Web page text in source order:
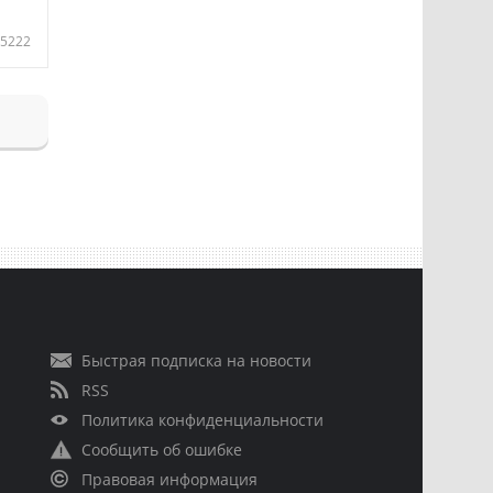
5222
Быстрая подписка на новости
RSS
Политика конфиденциальности
Сообщить об ошибке
Правовая информация